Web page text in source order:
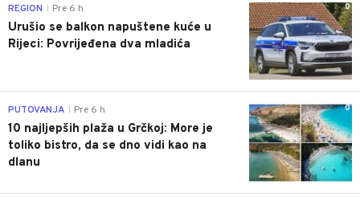
0
REGION Pre 6 h
Urušio se balkon napuštene kuće u
Rijeci: Povrijeđena dva mladića
0
PUTOVANJA Pre 6 h
10 najljepših plaža u Grčkoj: More je
toliko bistro, da se dno vidi kao na
dlanu